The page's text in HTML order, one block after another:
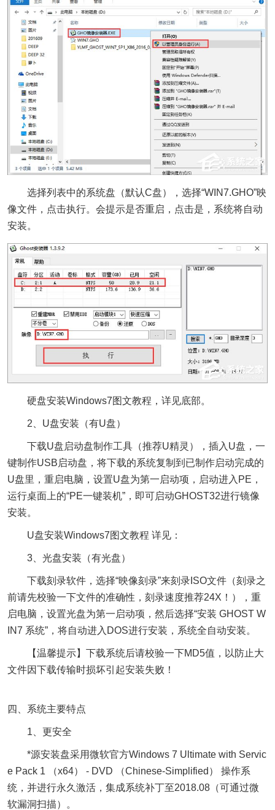
选择列表中的系统盘（默认C盘），选择“WIN7.GHO”映
像文件，点击执行。会提示是否重启，点击是，系统将自动
安装。
硬盘安装Windows7图文教程，详见底部。
2、U盘安装（有U盘）
下载U盘启动盘制作工具（推荐U精灵），插入U盘，一
键制作USB启动盘，将下载的系统复制到已制作启动完成的
U盘里，重启电脑，设置U盘为第一启动项，启动进入PE，
运行桌面上的“PE一键装机”，即可启动GHOST32进行镜像
安装。
U盘安装Windows7图文教程 详见：
3、光盘安装（有光盘）
下载刻录软件，选择“映像刻录”来刻录ISO文件（刻录之
前请先校验一下文件的准确性，刻录速度推荐24X！），重
启电脑，设置光盘为第一启动项，然后选择“安装 GHOST W
IN7 系统”，将自动进入DOS进行安装，系统全自动安装。
【温馨提示】下载系统后请校验一下MD5值，以防止大
文件因下载传输时损坏引起安装失败！
四、系统主要特点
1、更安全
*源安装盘采用微软官方Windows 7 Ultimate with Servic
e Pack 1 （x64） - DVD （Chinese-Simplified） 操作系
统，并进行永久激活，集成系统补丁至2018.08（可通过微
软漏洞扫描）。